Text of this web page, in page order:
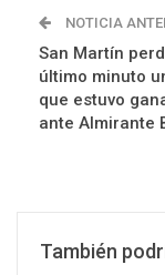
NOTICIA
San Martín
último minuto
que estuvo
ante Almirante
También